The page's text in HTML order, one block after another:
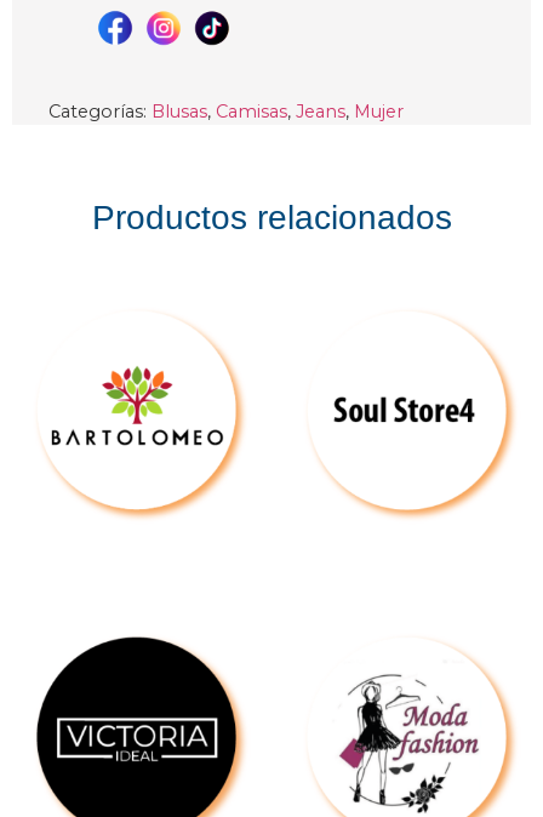
Categorías: Blusas, Camisas, Jeans, Mujer
Productos relacionados